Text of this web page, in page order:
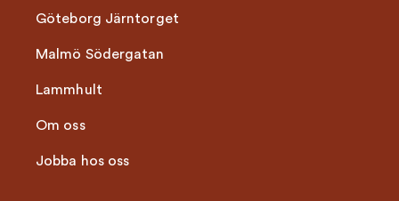
Göteborg Järntorget
Malmö Södergatan
Lammhult
Om oss
Jobba hos oss